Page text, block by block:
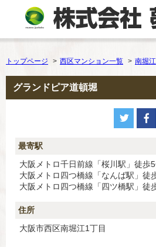
トップページ 西区マンション一覧 南堀江
グランドピア道頓堀
最寄駅
大阪メトロ千日前線「桜川駅」徒歩
大阪メトロ四つ橋線「なんば駅」徒
大阪メトロ四つ橋線「四ツ橋駅」徒
住所
大阪市西区南堀江1丁目